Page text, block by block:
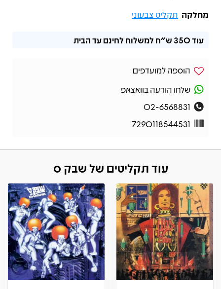
מחלקה תקליט צבעוני
עוד350 ש"ח למשלוח לחינם עד הבית
הוספה למועדפים
שלחו הודעה בוואצאפ
02-6568831
7290118544531
עוד תקליטים של שבק ס